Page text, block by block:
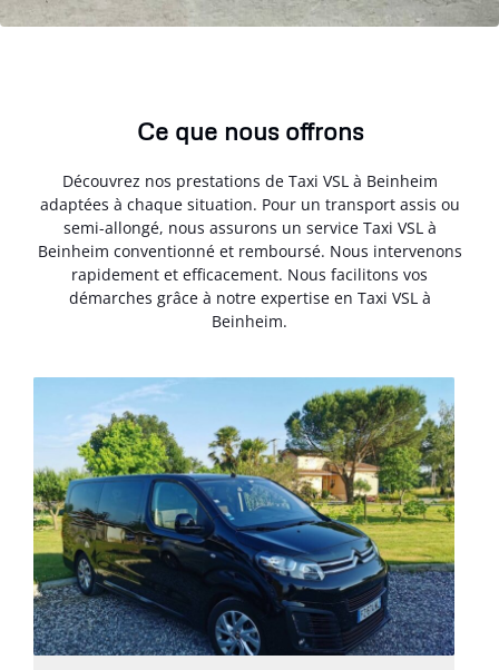
Ce que nous offrons
Découvrez nos prestations de Taxi VSL à Beinheim
adaptées à chaque situation. Pour un transport assis ou
semi-allongé, nous assurons un service Taxi VSL à
Beinheim conventionné et remboursé. Nous intervenons
rapidement et efficacement. Nous facilitons vos
démarches grâce à notre expertise en Taxi VSL à
Beinheim.